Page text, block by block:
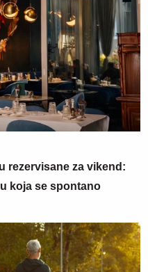
rezervisane za vikend:
koja se spontano